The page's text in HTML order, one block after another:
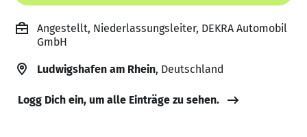
Angestellt, Niederlassungsleiter, DEKRA Automobil
GmbH
Ludwigshafen am Rhein, Deutschland
Logg Dich ein, um alle Einträge zu sehen.